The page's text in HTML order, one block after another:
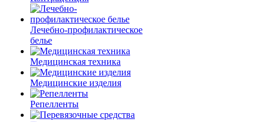
Лечебно-профилактическое
белье
Медицинская техника
Медицинские изделия
Репелленты